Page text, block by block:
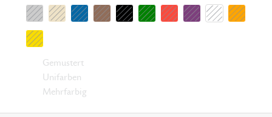
Gemustert
Unifarben
Mehrfarbig